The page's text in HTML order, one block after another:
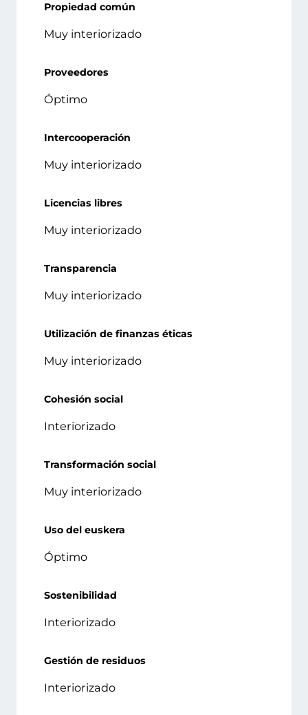
Propiedad común
Muy interiorizado
Proveedores
Óptimo
Intercooperación
Muy interiorizado
Licencias libres
Muy interiorizado
Transparencia
Muy interiorizado
Utilización de finanzas éticas
Muy interiorizado
Cohesión social
Interiorizado
Transformación social
Muy interiorizado
Uso del euskera
Óptimo
Sostenibilidad
Interiorizado
Gestión de residuos
Interiorizado